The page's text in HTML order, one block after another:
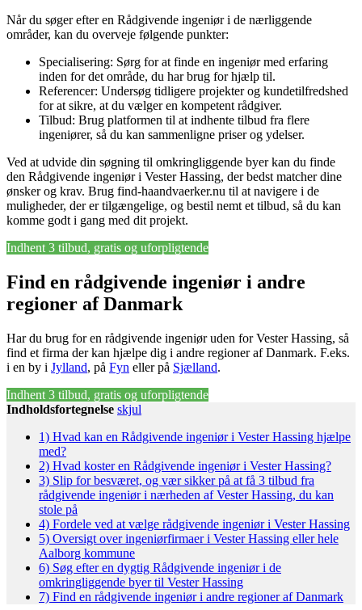
Når du søger efter en Rådgivende ingeniør i de nærliggende
områder, kan du overveje følgende punkter:
Specialisering: Sørg for at finde en ingeniør med erfaring
inden for det område, du har brug for hjælp til.
Referencer: Undersøg tidligere projekter og kundetilfredshed
for at sikre, at du vælger en kompetent rådgiver.
Tilbud: Brug platformen til at indhente tilbud fra flere
ingeniører, så du kan sammenligne priser og ydelser.
Ved at udvide din søgning til omkringliggende byer kan du finde
den Rådgivende ingeniør i Vester Hassing, der bedst matcher dine
ønsker og krav. Brug find-haandvaerker.nu til at navigere i de
muligheder, der er tilgængelige, og bestil nemt et tilbud, så du kan
komme godt i gang med dit projekt.
Indhent 3 tilbud, gratis og uforpligtende
Find en rådgivende ingeniør i andre
regioner af Danmark
Har du brug for en rådgivende ingeniør uden for Vester Hassing, så
find et firma der kan hjælpe dig i andre regioner af Danmark. F.eks.
i en by i Jylland, på Fyn eller på Sjælland.
Indhent 3 tilbud, gratis og uforpligtende
Indholdsfortegnelse skjul
1) Hvad kan en Rådgivende ingeniør i Vester Hassing hjælpe
med?
2) Hvad koster en Rådgivende ingeniør i Vester Hassing?
3) Slip for besværet, og vær sikker på at få 3 tilbud fra
rådgivende ingeniør i nærheden af Vester Hassing, du kan
stole på
4) Fordele ved at vælge rådgivende ingeniør i Vester Hassing
5) Oversigt over ingeniørfirmaer i Vester Hassing eller hele
Aalborg kommune
6) Søg efter en dygtig Rådgivende ingeniør i de
omkringliggende byer til Vester Hassing
7) Find en rådgivende ingeniør i andre regioner af Danmark